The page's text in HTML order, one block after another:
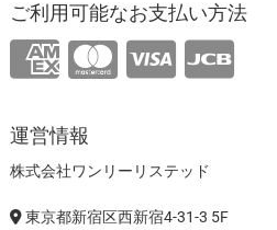
ご利用可能なお支払い方法
運営情報
株式会社ワンリーリステッド
東京都新宿区西新宿4-31-3 5F